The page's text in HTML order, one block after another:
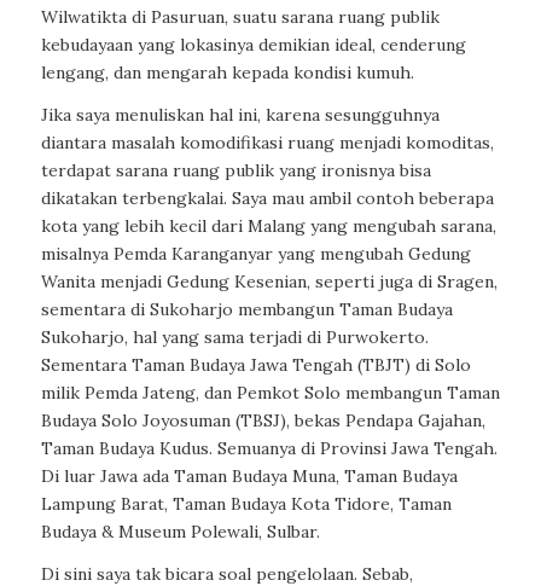
Wilwatikta di Pasuruan, suatu sarana ruang publik
kebudayaan yang lokasinya demikian ideal, cenderung
lengang, dan mengarah kepada kondisi kumuh.
Jika saya menuliskan hal ini, karena sesungguhnya
diantara masalah komodifikasi ruang menjadi komoditas,
terdapat sarana ruang publik yang ironisnya bisa
dikatakan terbengkalai. Saya mau ambil contoh beberapa
kota yang lebih kecil dari Malang yang mengubah sarana,
misalnya Pemda Karanganyar yang mengubah Gedung
Wanita menjadi Gedung Kesenian, seperti juga di Sragen,
sementara di Sukoharjo membangun Taman Budaya
Sukoharjo, hal yang sama terjadi di Purwokerto.
Sementara Taman Budaya Jawa Tengah (TBJT) di Solo
milik Pemda Jateng, dan Pemkot Solo membangun Taman
Budaya Solo Joyosuman (TBSJ), bekas Pendapa Gajahan,
Taman Budaya Kudus. Semuanya di Provinsi Jawa Tengah.
Di luar Jawa ada Taman Budaya Muna, Taman Budaya
Lampung Barat, Taman Budaya Kota Tidore, Taman
Budaya & Museum Polewali, Sulbar.
Di sini saya tak bicara soal pengelolaan. Sebab,